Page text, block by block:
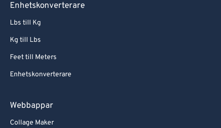
Enhetskonverterare
Lbs till Kg
Kg till Lbs
Feet till Meters
Enhetskonverterare
Webbappar
Collage Maker